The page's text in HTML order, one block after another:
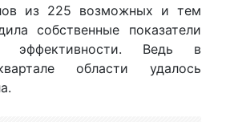
из 225 возможных и тем
собственные показатели
эффективности. Ведь в
области удалось